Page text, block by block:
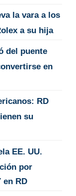
la vara a los
a su hija
del puente
en
RD
su
EE. UU.
por
en RD